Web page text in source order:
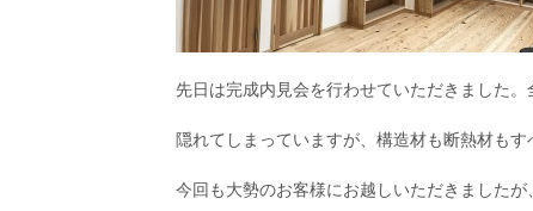
先日は完成内見会を行わせていただきました。
隠れてしまっていますが、構造材も断熱材も
今回も大勢のお客様にお越しいただきましたが